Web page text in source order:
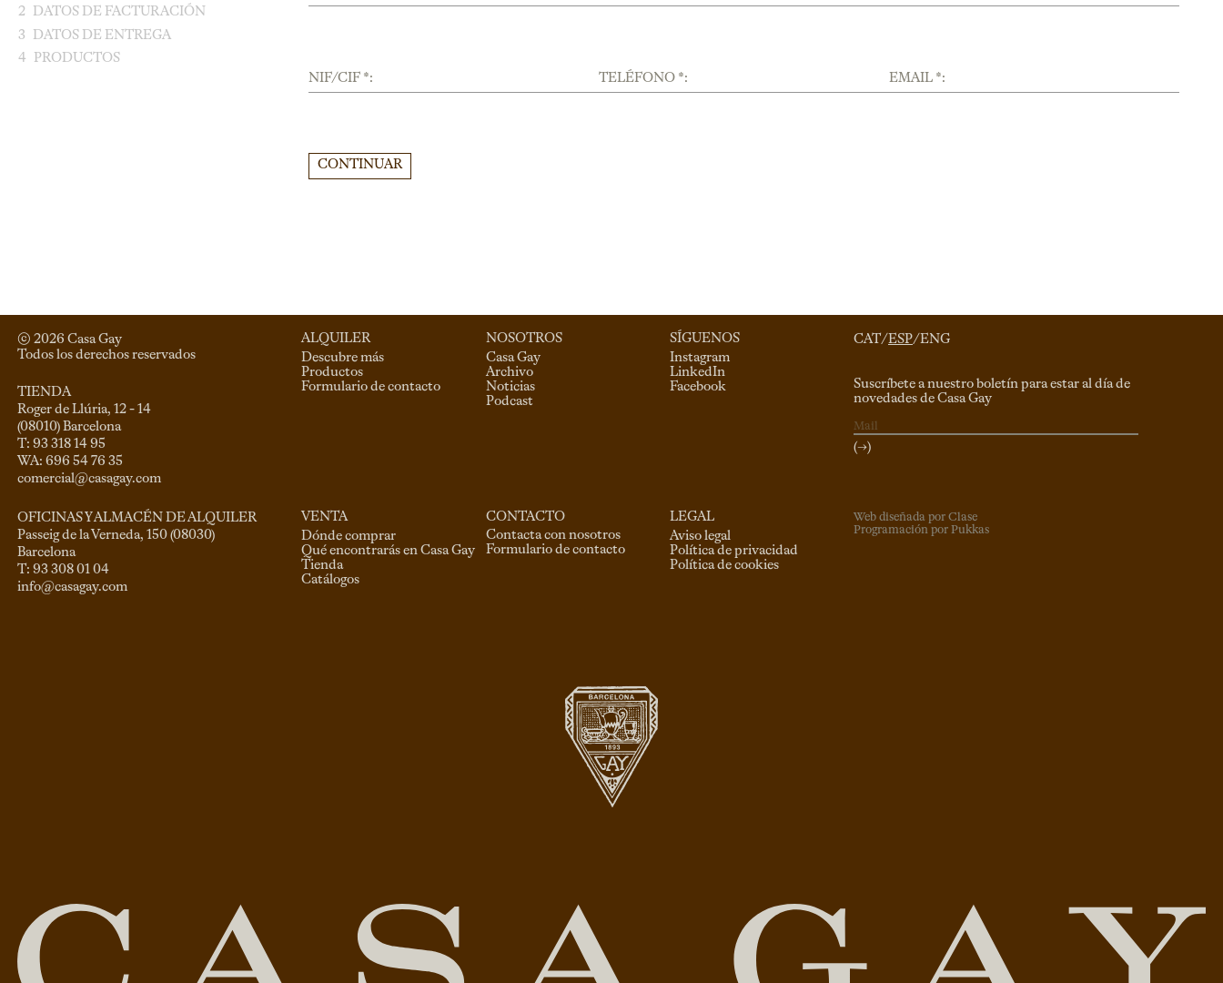
2
DATOS DE FACTURACIÓN
3
DATOS DE ENTREGA
4
PRODUCTOS
NIF/CIF *: TELÉFONO *: EMAIL *:
CONTINUAR
© 2026 Casa Gay
Todos los derechos reservados
TIENDA
Roger de Llúria, 12 - 14
(08010) Barcelona
T: 93 318 14 95
comercial@casagay.com
OFICINAS Y ALMACÉN DE ALQUILER
Passeig de la Verneda, 150 (08030)
Barcelona
T: 93 308 01 04
info@casagay.com
ALQUILER
Descubre más
Productos
Formulario de contacto
VENTA
Dónde comprar
Qué encontrarás en Casa Gay
Tienda
Catálogos
NOSOTROS
Casa Gay
Archivo
Noticias
Podcast
CONTACTO
Contacta con nosotros
Formulario de contacto
SÍGUENOS
Instagram
LinkedIn
Facebook
LEGAL
Aviso legal
Política de privacidad
Política de cookies
CAT/ESP/ENG
Suscríbete a nuestro boletín para estar al día de
novedades de Casa Gay
(→)
Web diseñada por Clase
Programación por Pukkas